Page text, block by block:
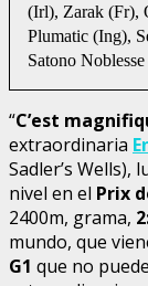
(Irl), Zarak (Fr),
Plumatic (Ing),
Satono
“C’est
extraordinaria
Sadler’s Wells),
nivel en el Prix
2400m, grama,
mundo, que
G1 que no